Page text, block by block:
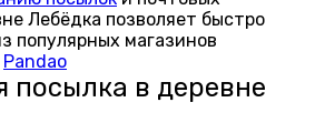
Лебёдка позволяет быстро
популярных магазинов
Pandao
посылка в деревне